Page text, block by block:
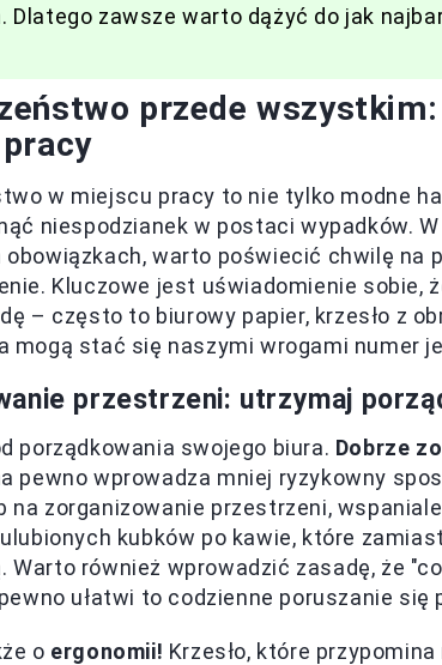
Dlatego zawsze warto dążyć do jak
przede
w miejscu pracy to nie tylko modne
niespodzianek w postaci wypadków.
obowiązkach, warto poświecić chwilę na
Kluczowe jest uświadomienie sobie,
– często to biurowy papier, krzesło z
mogą stać się naszymi wrogami numer
przestrzeni: utrzymaj
porządkowania swojego biura. Dobrze
pewno wprowadza mniej ryzykowny
na zorganizowanie przestrzeni,
kubków po kawie, które
Warto również wprowadzić zasadę, że
ułatwi to codzienne poruszanie się
o ergonomii! Krzesło, które